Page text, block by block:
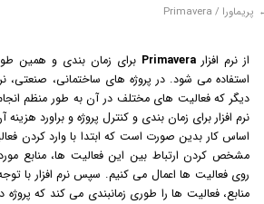
از نرم افزار Primavera برای زمان بندی و همین
استفاده می شود. در پروژه های ساختمانی، صنعتی،
دیگر که فعالیت های مختلف در آن به طور منظم
نرم افزار برای زمان بندی و کنترل پروژه و براورد هزینه
اساس کار بدین صورت است که ابتدا با وارد کردن
مشخص کردن ارتباط بین این فعالیت ها، منابع مورد
روی فعالیت ها اعمال می کنیم. سپس نرم افزار با
منابع، فعالیت ها را طوری زمانبندی می کند که